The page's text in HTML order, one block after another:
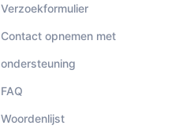
Verzoekformulier
Contact opnemen met
ondersteuning
FAQ
Woordenlijst